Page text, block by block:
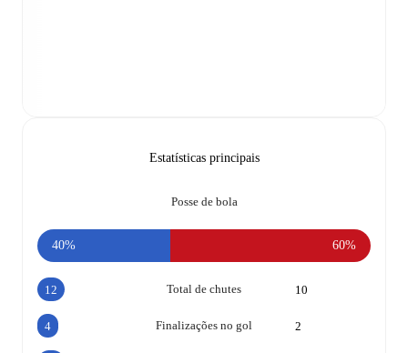
Estatísticas principais
Posse de bola
40% 60%
Total de chutes
12 10
Finalizações no gol
4 2